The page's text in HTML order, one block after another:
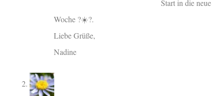
Start in die neue
Woche ?☀️?.
Liebe Grüße,
Nadine